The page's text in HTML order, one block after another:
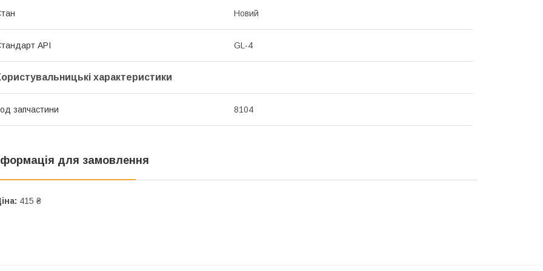
Новий
API GL-4
характеристики
запчастини 8104
для замовлення
415 ₴